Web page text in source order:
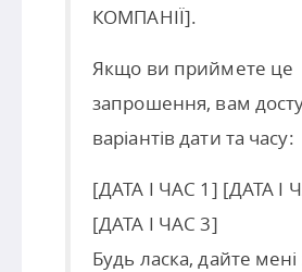
КОМПАНІЇ].
Якщо ви приймете це
запрошення, вам
варіантів дати та часу:
[ДАТА І ЧАС 1] [ДАТА І
[ДАТА І ЧАС 3]
Будь ласка, дайте мені